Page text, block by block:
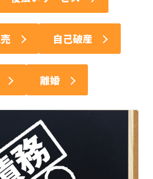
自己破産
離婚